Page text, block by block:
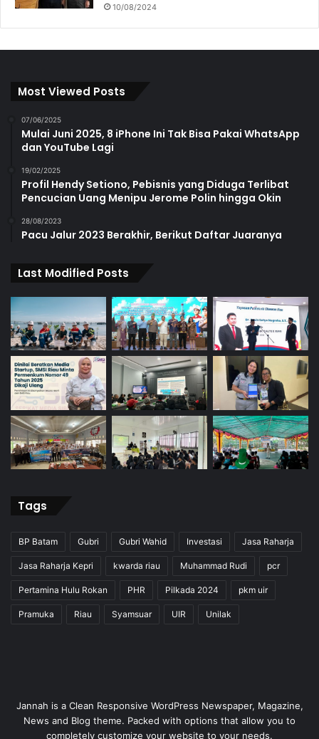
10/08/2024
Most Viewed Posts
07/06/2025
Mulai Juni 2025, 8 iPhone Ini Tak Bisa Pakai WhatsApp
dan YouTube Lagi
19/02/2025
Profil Hendy Setiono, Pebisnis yang Diduga Terlibat
Pencucian Uang Menipu Jerome Polin hingga Okin
28/08/2023
Pacu Jalur 2023 Berakhir, Berikut Daftar Juaranya
Last Modified Posts
Tags
BP Batam Gubri Gubri Wahid Investasi Jasa Raharja
Jasa Raharja Kepri kwarda riau Muhammad Rudi pcr
Pertamina Hulu Rokan PHR Pilkada 2024 pkm uir
Pramuka Riau Syamsuar UIR Unilak
Jannah is a Clean Responsive WordPress Newspaper, Magazine,
News and Blog theme. Packed with options that allow you to
completely customize your website to your needs.